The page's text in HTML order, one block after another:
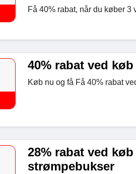
Få 40% rabat, når du køber 3
40% rabat ved
Køb nu og få Få 40% rabat
28% rabat ved køb
strømpebukser